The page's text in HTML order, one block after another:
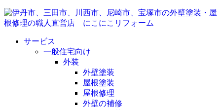
サービス
一般住宅向け
外装
外壁塗装
屋根塗装
屋根修理
外壁の補修